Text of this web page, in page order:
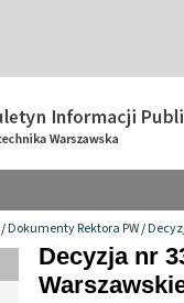
/Dokumenty Rektora PW/
Decyzja nr